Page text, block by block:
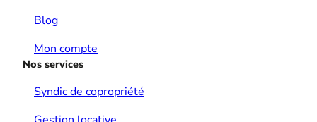
Blog
Mon compte
Nos services
Syndic de copropriété